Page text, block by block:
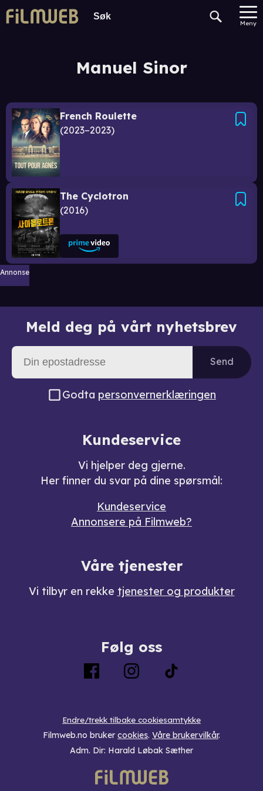
Meny
Manuel Sinor
French Roulette
2023–2023
The Cyclotron
2016
Annonse
Meld deg på vårt nyhetsbrev
Send
Godta personvernerklæringen
Kundeservice
Vi hjelper deg gjerne.
Her finner du svar på dine spørsmål:
Kundeservice
Annonsere på Filmweb?
Våre tjenester
Vi tilbyr en rekke tjenester og produkter
Følg oss
Endre/trekk tilbake cookiesamtykke
Filmweb.no bruker cookies. Våre brukervilkår.
Adm. Dir: Harald Løbak Sæther